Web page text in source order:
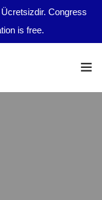
Congress
is free.